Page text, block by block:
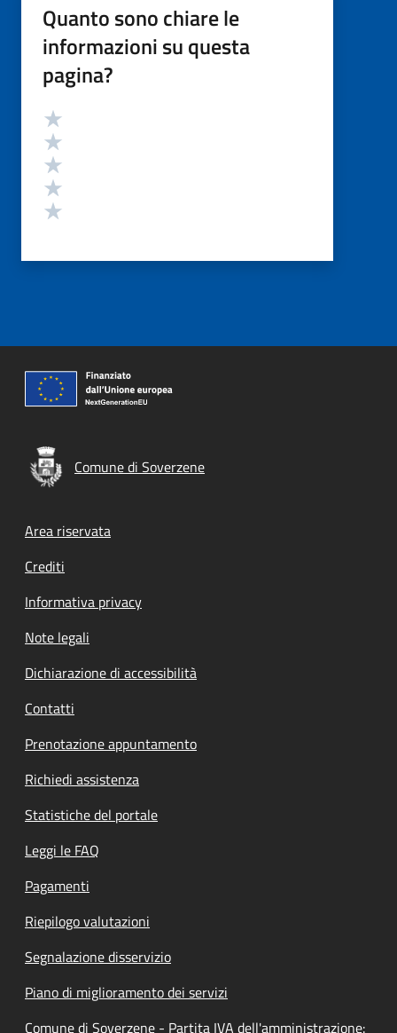
Quanto sono chiare le
informazioni su questa
pagina?
Valutazione
Comune di Soverzene
Footer menu
Area riservata
Crediti
Informativa privacy
Note legali
Dichiarazione di accessibilità
Contatti
Prenotazione appuntamento
Richiedi assistenza
Statistiche del portale
Leggi le FAQ
Pagamenti
Riepilogo valutazioni
Segnalazione disservizio
Piano di miglioramento dei servizi
Comune di Soverzene - Partita IVA dell'amministrazione: